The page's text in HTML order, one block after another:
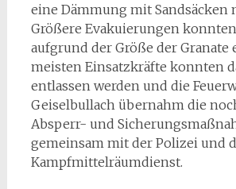
eine Dämmung mit Sandsäcken
Größere Evakuierungen
aufgrund der Größe der Granate
meisten Einsatzkräfte konnten
entlassen werden und die
Geiselbullach übernahm die
Absperr- und
gemeinsam mit der Polizei und
Kampfmittelräumdienst.